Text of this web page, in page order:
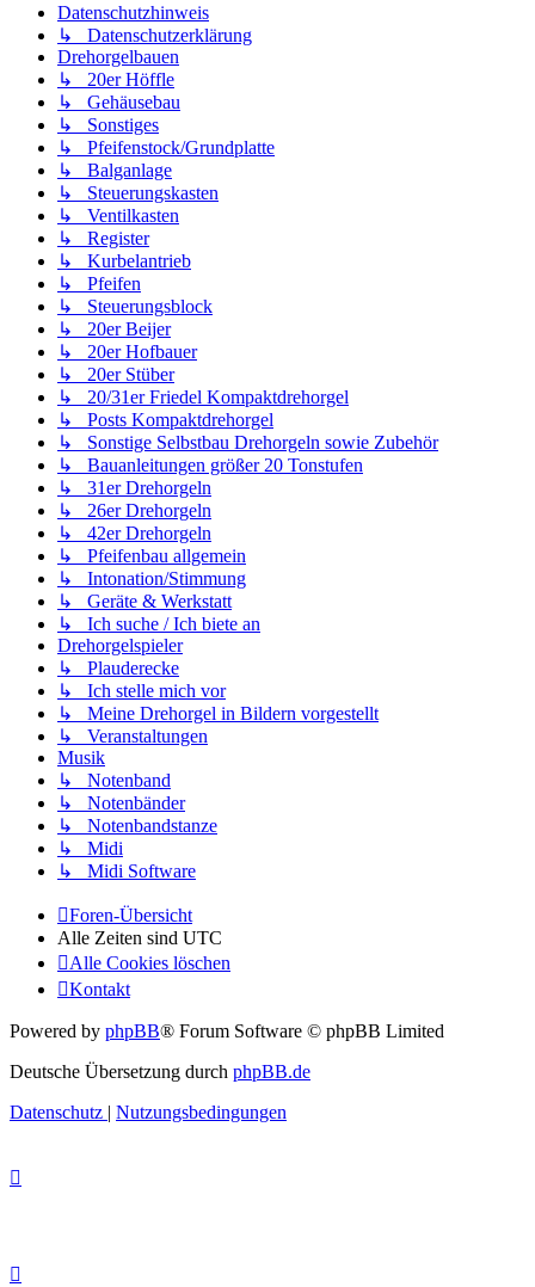
Datenschutzhinweis
↳ Datenschutzerklärung
Drehorgelbauen
↳ 20er Höffle
↳ Gehäusebau
↳ Sonstiges
↳ Pfeifenstock/Grundplatte
↳ Balganlage
↳ Steuerungskasten
↳ Ventilkasten
↳ Register
↳ Kurbelantrieb
↳ Pfeifen
↳ Steuerungsblock
↳ 20er Beijer
↳ 20er Hofbauer
↳ 20er Stüber
↳ 20/31er Friedel Kompaktdrehorgel
↳ Posts Kompaktdrehorgel
↳ Sonstige Selbstbau Drehorgeln sowie Zubehör
↳ Bauanleitungen größer 20 Tonstufen
↳ 31er Drehorgeln
↳ 26er Drehorgeln
↳ 42er Drehorgeln
↳ Pfeifenbau allgemein
↳ Intonation/Stimmung
↳ Geräte & Werkstatt
↳ Ich suche / Ich biete an
Drehorgelspieler
↳ Plauderecke
↳ Ich stelle mich vor
↳ Meine Drehorgel in Bildern vorgestellt
↳ Veranstaltungen
Musik
↳ Notenband
↳ Notenbänder
↳ Notenbandstanze
↳ Midi
↳ Midi Software
Foren-Übersicht
Alle Zeiten sind UTC
Alle Cookies löschen
Kontakt
Powered by phpBB® Forum Software © phpBB Limited
Deutsche Übersetzung durch phpBB.de
Datenschutz | Nutzungsbedingungen